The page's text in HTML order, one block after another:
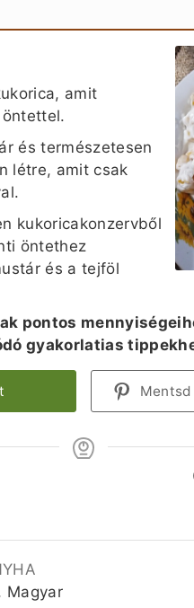
amit
és természetesen
létre, amit csak
kukoricakonzervből
öntethez
és a tejföl
pontos
gyakorlatias
Magyar